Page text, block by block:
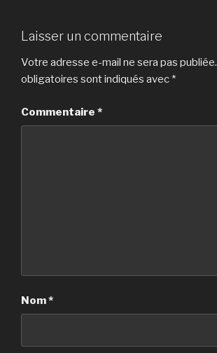
Laisser un commentaire
Votre adresse e-mail ne sera pas publiée.
obligatoires sont indiqués avec *
Commentaire *
Nom*